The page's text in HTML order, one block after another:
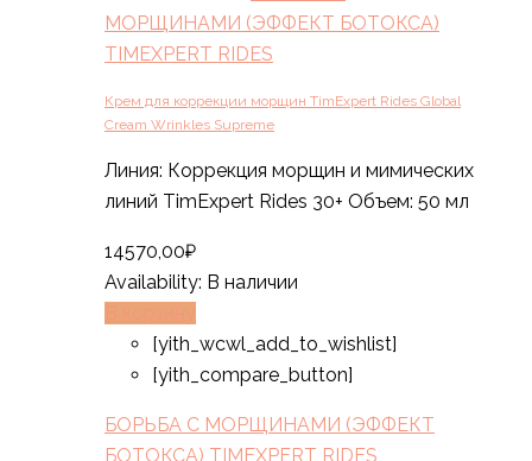
МОРЩИНАМИ (ЭФФЕКТ БОТОКСА)
TIMEXPERT RIDES
Крем для коррекции морщин TimExpert Rides Global
Cream Wrinkles Supreme
Линия: Коррекция морщин и мимических
линий TimExpert Rides 30+ Объем: 50 мл
14570,00₽
Availability: В наличии
[yith_wcwl_add_to_wishlist]
[yith_compare_button]
БОРЬБА С МОРЩИНАМИ (ЭФФЕКТ
БОТОКСА) TIMEXPERT RIDES